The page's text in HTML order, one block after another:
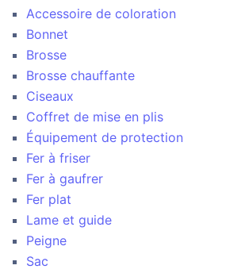
Accessoire de coloration
Bonnet
Brosse
Brosse chauffante
Ciseaux
Coffret de mise en plis
Équipement de protection
Fer à friser
Fer à gaufrer
Fer plat
Lame et guide
Peigne
Sac